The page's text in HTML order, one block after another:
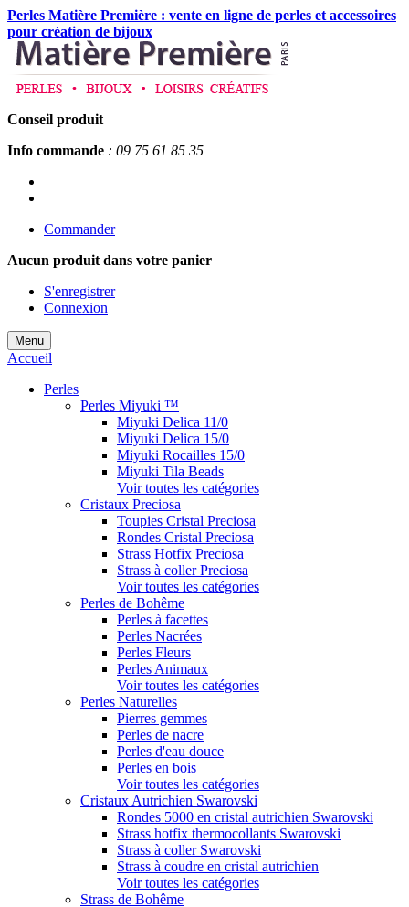
Perles Matière Première : vente en ligne de perles et accessoires
pour création de bijoux
Conseil produit
Info commande : 09 75 61 85 35
Commander
Aucun produit dans votre panier
S'enregistrer
Connexion
Menu
Accueil
Perles
Perles Miyuki ™
Miyuki Delica 11/0
Miyuki Delica 15/0
Miyuki Rocailles 15/0
Miyuki Tila Beads
Voir toutes les catégories
Cristaux Preciosa
Toupies Cristal Preciosa
Rondes Cristal Preciosa
Strass Hotfix Preciosa
Strass à coller Preciosa
Voir toutes les catégories
Perles de Bohême
Perles à facettes
Perles Nacrées
Perles Fleurs
Perles Animaux
Voir toutes les catégories
Perles Naturelles
Pierres gemmes
Perles de nacre
Perles d'eau douce
Perles en bois
Voir toutes les catégories
Cristaux Autrichien Swarovski
Rondes 5000 en cristal autrichien Swarovski
Strass hotfix thermocollants Swarovski
Strass à coller Swarovski
Strass à coudre en cristal autrichien
Voir toutes les catégories
Strass de Bohême